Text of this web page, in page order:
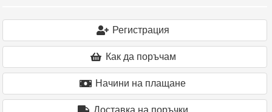
Регистрация
Как да поръчам
Начини на плащане
Доставка на поръчки